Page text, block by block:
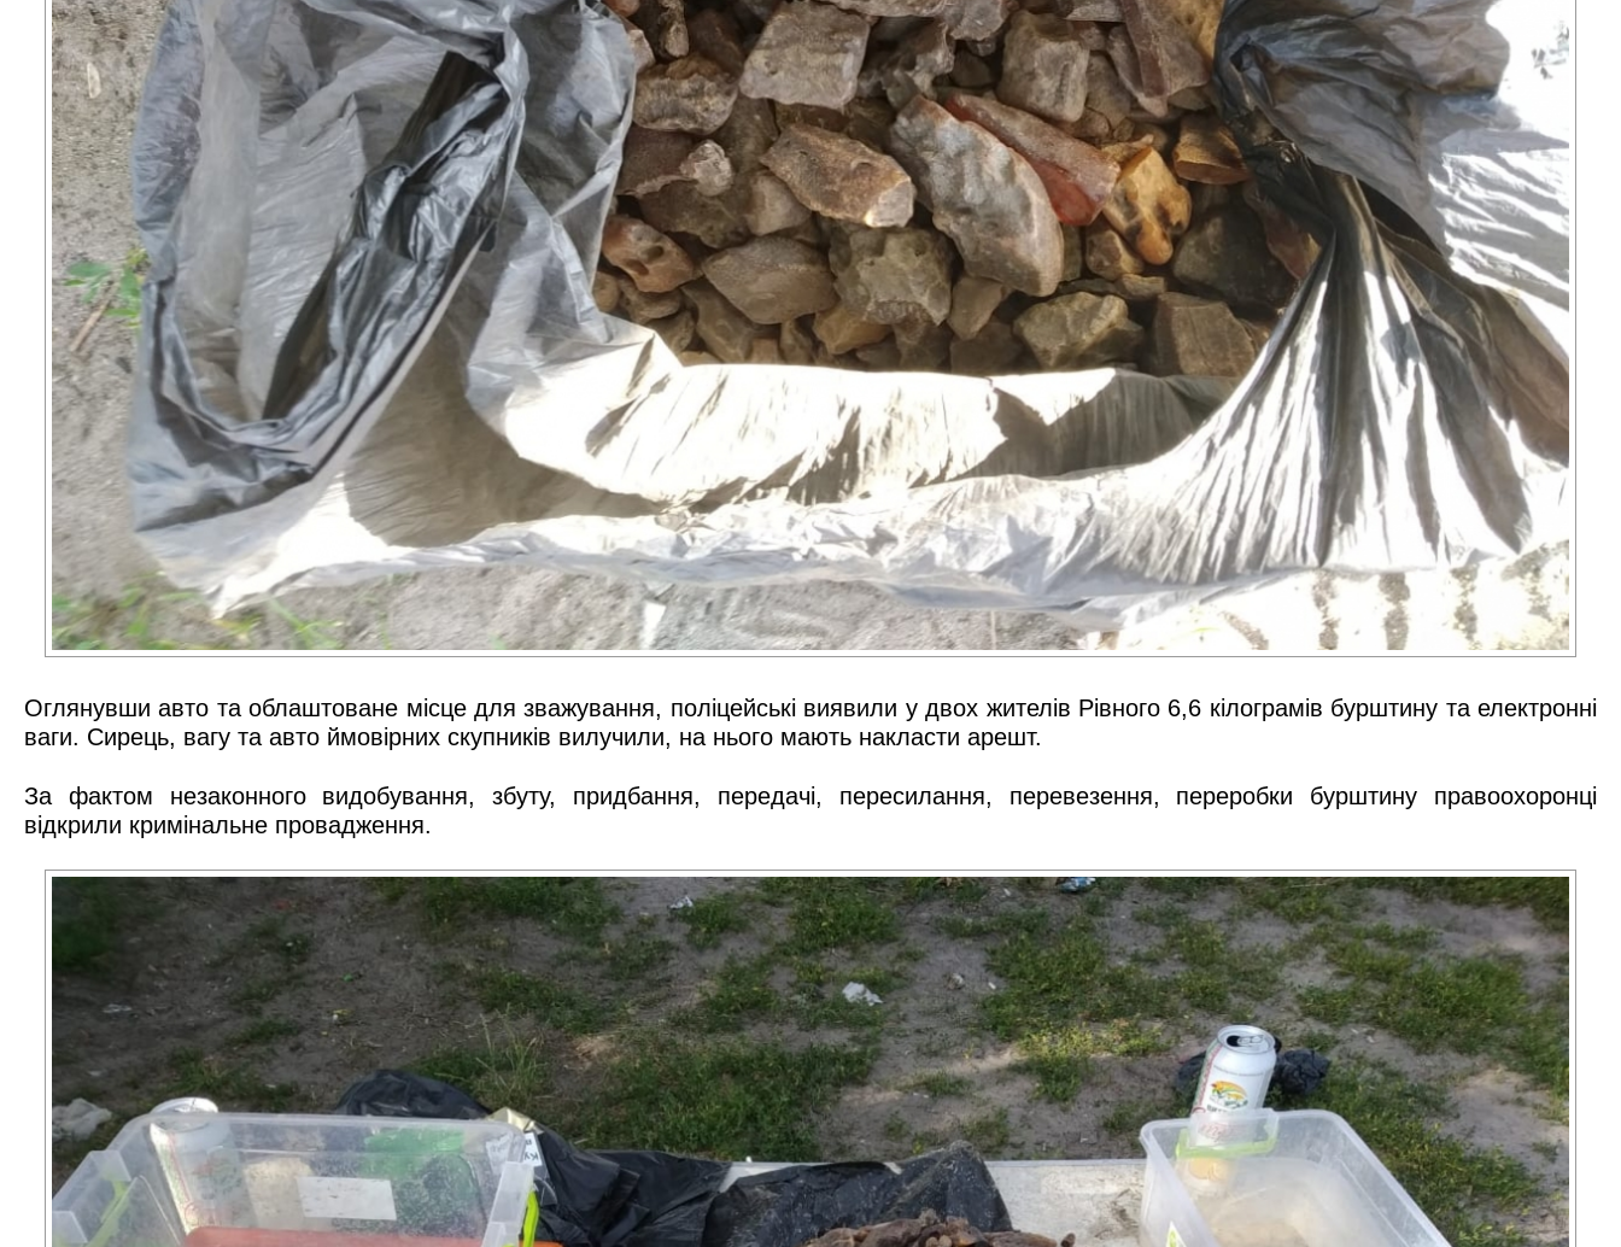
Оглянувши авто та облаштоване місце для зважування, поліцейські виявили у двох жителів Рівного 6,6 кілограмів бурштину та електронні
ваги. Сирець, вагу та авто ймовірних скупників вилучили, на нього мають накласти арешт.
За фактом незаконного видобування, збуту, придбання, передачі, пересилання, перевезення, переробки бурштину правоохоронці
відкрили кримінальне провадження.